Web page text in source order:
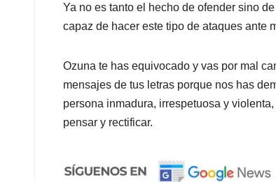
Ya no es tanto el hecho de ofender sino
capaz de hacer este tipo de ataques ante
Ozuna te has equivocado y vas por mal
mensajes de tus letras porque nos has
persona inmadura, irrespetuosa y
pensar y rectificar.